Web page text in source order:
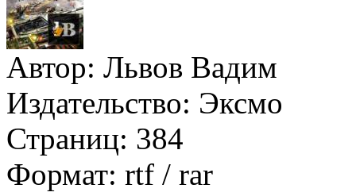
Автор: Львов Вадим
Издательство: Эксмо
Страниц: 384
Формат: rtf / rar